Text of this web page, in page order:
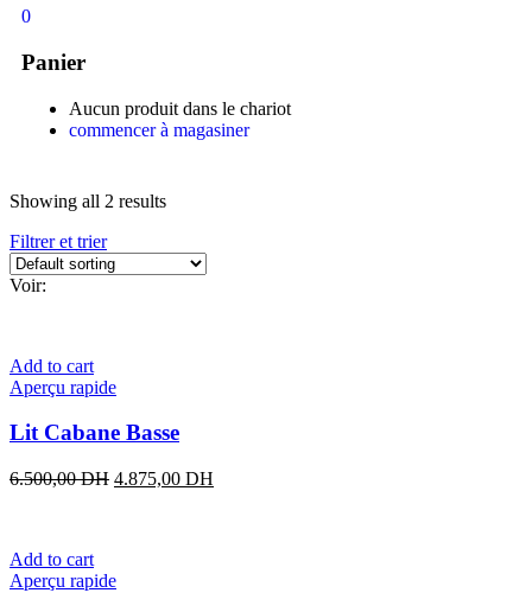
0
Panier
Aucun produit dans le chariot
commencer à magasiner
Showing all 2 results
Filtrer et trier
Voir:
Add to cart
Aperçu rapide
Lit Cabane Basse
6.500,00DH 4.875,00 DH
Add to cart
Aperçu rapide